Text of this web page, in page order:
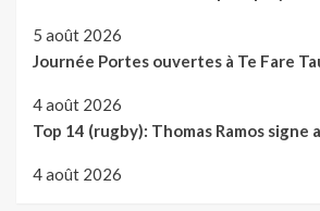
5 août 2026
Journée Portes ouvertes à Te Fare
4 août 2026
Top 14 (rugby): Thomas Ramos signe
4 août 2026